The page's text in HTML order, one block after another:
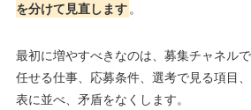
を分けて見直します 。
最初に増やすべきなのは、募集チャネル
任せる仕事、応募条件、選考で見る項目
表に並べ、矛盾をなくします。